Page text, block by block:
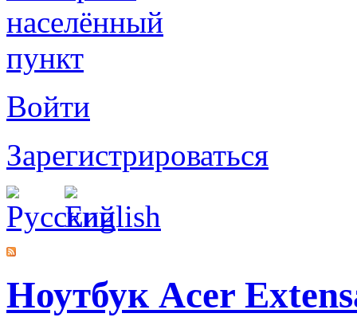
населённый
пункт
Войти
Зарегистрироваться
Ноутбук Acer